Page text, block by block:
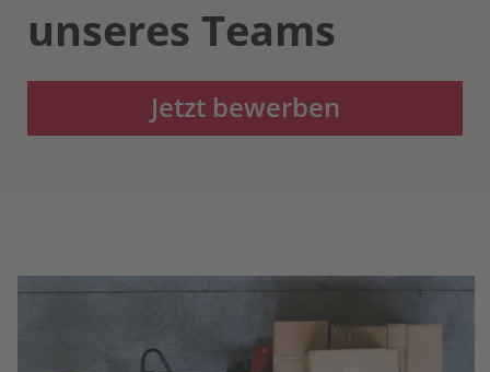
unseres Teams
Jetzt bewerben